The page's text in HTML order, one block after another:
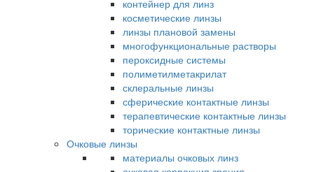
контейнер для линз
косметические линзы
линзы плановой замены
многофункциональные растворы
пероксидные системы
полиметилметакрилат
склеральные линзы
сферические контактные линзы
терапевтические контактные линзы
торические контактные линзы
Очковые линзы
материалы очковых линз